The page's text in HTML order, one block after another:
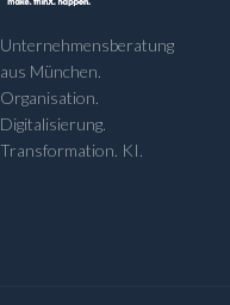
Unternehmensberatung
aus München.
Organisation.
Digitalisierung.
Transformation. KI.